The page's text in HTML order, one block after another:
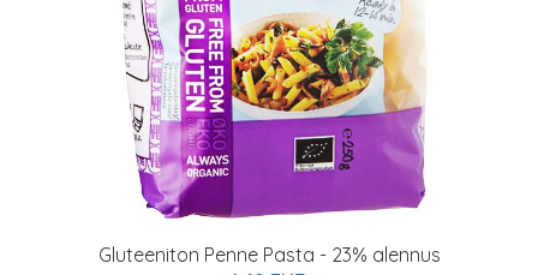
Gluteeniton Penne Pasta - 23% alennus